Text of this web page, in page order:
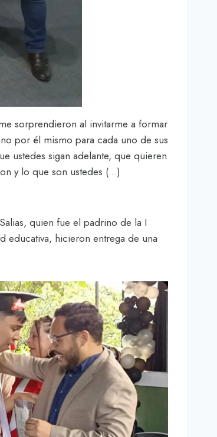
sorprendieron al invitarme a formar
por él mismo para cada uno de sus
ustedes sigan adelante, que quieren
y lo que son ustedes (…)
quien fue el padrino de la I
educativa, hicieron entrega de una